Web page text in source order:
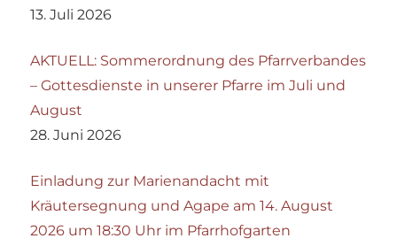
13. Juli 2026
AKTUELL: Sommerordnung des Pfarrverbandes
– Gottesdienste in unserer Pfarre im Juli und
August
28. Juni 2026
Einladung zur Marienandacht mit
Kräutersegnung und Agape am 14. August
2026 um 18:30 Uhr im Pfarrhofgarten